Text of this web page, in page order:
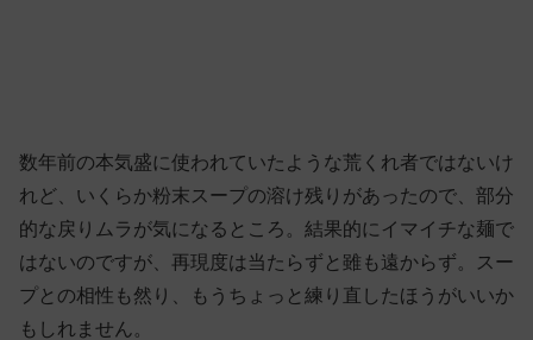
数年前の本気盛に使われていたような荒くれ者ではないけ
れど、いくらか粉末スープの溶け残りがあったので、部分
的な戻りムラが気になるところ。結果的にイマイチな麺で
はないのですが、再現度は当たらずと雖も遠からず。スー
プとの相性も然り、もうちょっと練り直したほうがいいか
もしれません。